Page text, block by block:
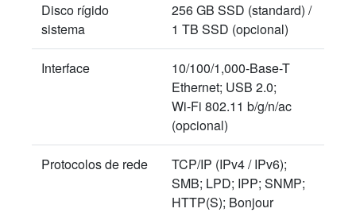
Disco rígido
sistema
256 GB SSD (standard) /
1 TB SSD (opcional)
Interface
10/100/1,000-Base-T
Ethernet; USB 2.0;
Wi-Fi 802.11 b/g/n/ac
(opcional)
Protocolos de rede
TCP/IP (IPv4 / IPv6);
SMB; LPD; IPP; SNMP;
HTTP(S); Bonjour